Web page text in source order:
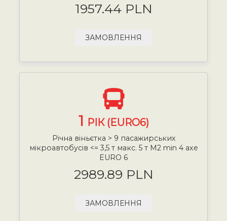
1957.44 PLN
ЗАМОВЛЕННЯ
1 РІК (EURO6)
Річна віньєтка > 9 пасажирських
мікроавтобусів <= 3,5 т макс. 5 т М2 min 4 axe
EURO 6
2989.89 PLN
ЗАМОВЛЕННЯ